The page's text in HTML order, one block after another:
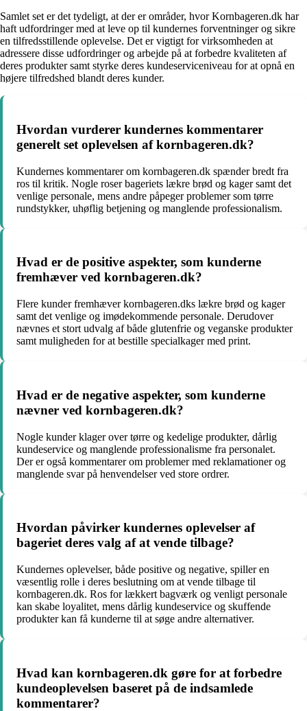
Samlet set er det tydeligt, at der er områder, hvor Kornbageren.dk har
haft udfordringer med at leve op til kundernes forventninger og sikre
en tilfredsstillende oplevelse. Det er vigtigt for virksomheden at
adressere disse udfordringer og arbejde på at forbedre kvaliteten af
deres produkter samt styrke deres kundeserviceniveau for at opnå en
højere tilfredshed blandt deres kunder.
Hvordan vurderer kundernes kommentarer
generelt set oplevelsen af kornbageren.dk?
Kundernes kommentarer om kornbageren.dk spænder bredt fra
ros til kritik. Nogle roser bageriets lækre brød og kager samt det
venlige personale, mens andre påpeger problemer som tørre
rundstykker, uhøflig betjening og manglende professionalism.
Hvad er de positive aspekter, som kunderne
fremhæver ved kornbageren.dk?
Flere kunder fremhæver kornbageren.dks lækre brød og kager
samt det venlige og imødekommende personale. Derudover
nævnes et stort udvalg af både glutenfrie og veganske produkter
samt muligheden for at bestille specialkager med print.
Hvad er de negative aspekter, som kunderne
nævner ved kornbageren.dk?
Nogle kunder klager over tørre og kedelige produkter, dårlig
kundeservice og manglende professionalisme fra personalet.
Der er også kommentarer om problemer med reklamationer og
manglende svar på henvendelser ved store ordrer.
Hvordan påvirker kundernes oplevelser af
bageriet deres valg af at vende tilbage?
Kundernes oplevelser, både positive og negative, spiller en
væsentlig rolle i deres beslutning om at vende tilbage til
kornbageren.dk. Ros for lækkert bagværk og venligt personale
kan skabe loyalitet, mens dårlig kundeservice og skuffende
produkter kan få kunderne til at søge andre alternativer.
Hvad kan kornbageren.dk gøre for at forbedre
kundeoplevelsen baseret på de indsamlede
kommentarer?